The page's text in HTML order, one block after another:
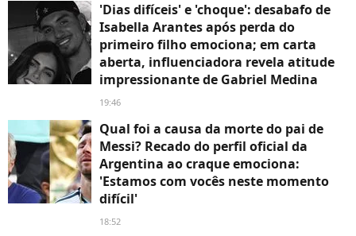
'Dias difíceis' e 'choque': desabafo de
Isabella Arantes após perda do
primeiro filho emociona; em carta
aberta, influenciadora revela atitude
impressionante de Gabriel Medina
19:46
Qual foi a causa da morte do pai de
Messi? Recado do perfil oficial da
Argentina ao craque emociona:
'Estamos com vocês neste momento
difícil'
18:52